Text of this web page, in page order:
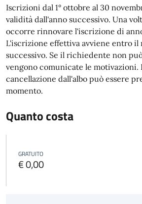
Iscrizioni dal 1° ottobre al 30
validità dall'anno successivo. Una
occorre rinnovare l'iscrizione di
L'iscrizione effettiva avviene entro il
successivo. Se il richiedente non
vengono comunicate le motivazioni.
cancellazione dall'albo può essere
momento.
Quanto costa
GRATUITO
€ 0,00